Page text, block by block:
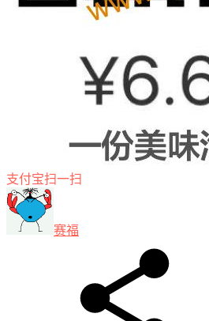
支付宝扫一扫
赛福